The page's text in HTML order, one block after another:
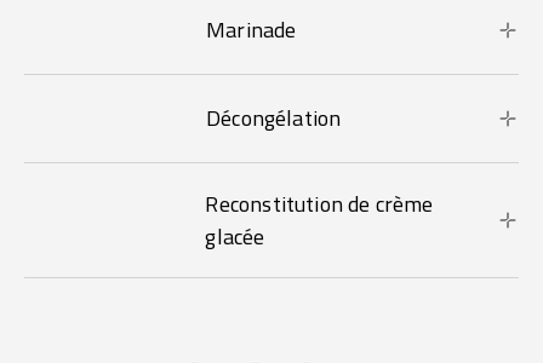
Marinade
Décongélation
Reconstitution de crème
glacée